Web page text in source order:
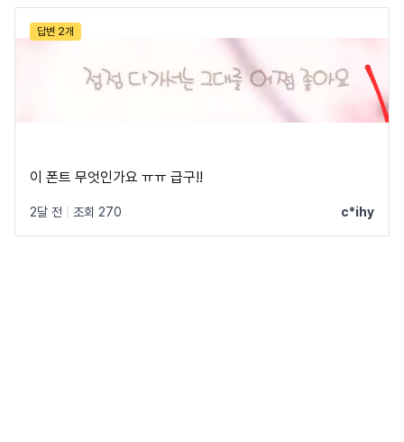
네이버의 모든 폰트 보기 →
답변 2개
이 폰트 무엇인가요 ㅠㅠ 급구!!
2달 전 조회 270 c*ihy